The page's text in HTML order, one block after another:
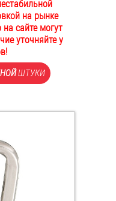
на рынке
сайте могут
уточняйте у
ШТУКИ